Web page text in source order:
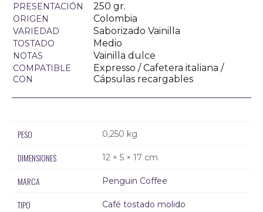
PRESENTACIÓN 250 gr.
ORIGEN Colombia
VARIEDAD Saborizado Vainilla
TOSTADO Medio
NOTAS Vainilla dulce
COMPATIBLE
CON
Expresso / Cafetera italiana /
Cápsulas recargables
PESO 0,250 kg
DIMENSIONES 12 × 5 × 17 cm
MARCA Penguin Coffee
TIPO Café tostado molido